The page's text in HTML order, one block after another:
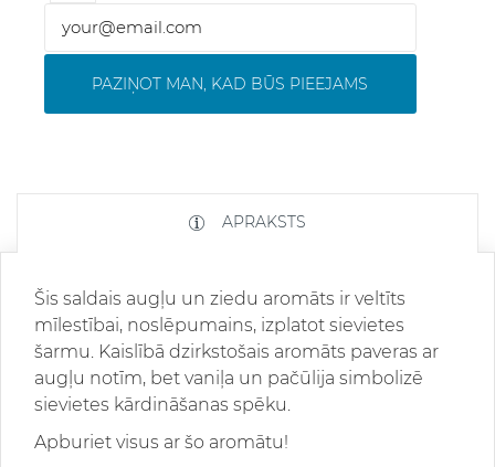
PAZIŅOT MAN, KAD BŪS PIEEJAMS
APRAKSTS
Šis saldais augļu un ziedu aromāts ir veltīts
mīlestībai, noslēpumains, izplatot sievietes
šarmu. Kaislībā dzirkstošais aromāts paveras ar
augļu notīm, bet vaniļa un pačūlija simbolizē
sievietes kārdināšanas spēku.
Apburiet visus ar šo aromātu!